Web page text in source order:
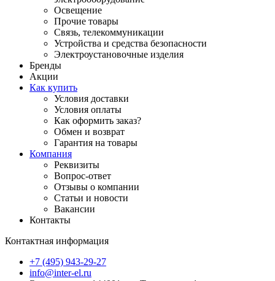
Освещение
Прочие товары
Связь, телекоммуникации
Устройства и средства безопасности
Электроустановочные изделия
Бренды
Акции
Как купить
Условия доставки
Условия оплаты
Как оформить заказ?
Обмен и возврат
Гарантия на товары
Компания
Реквизиты
Вопрос-ответ
Отзывы о компании
Статьи и новости
Вакансии
Контакты
Контактная информация
+7 (495) 943-29-27
info@inter-el.ru